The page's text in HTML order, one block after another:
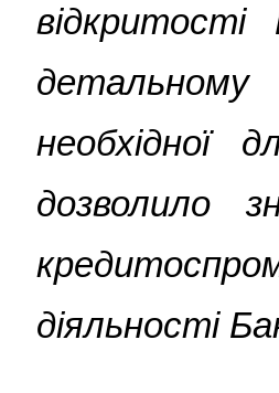
детальному
необхідної
дозволило
діяльності